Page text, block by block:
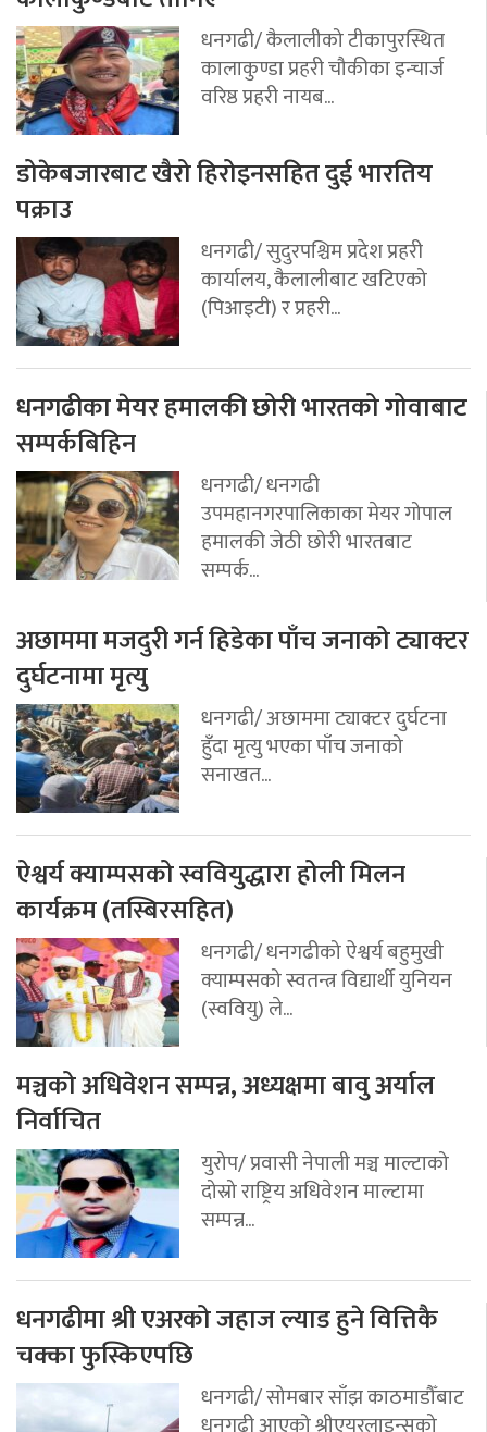
धनगढी/ कैलालीको टीकापुरस्थित
कालाकुण्डा प्रहरी चौकीका इन्चार्ज
वरिष्ठ प्रहरी नायब...
डोकेबजारबाट खैरो हिरोइनसहित दुई भारतिय
पक्राउ
धनगढी/ सुदुरपश्चिम प्रदेश प्रहरी
कार्यालय, कैलालीबाट खटिएको
(पिआइटी) र प्रहरी...
धनगढीका मेयर हमालकी छोरी भारतको गोवाबाट
सम्पर्कबिहिन
धनगढी/ धनगढी
उपमहानगरपालिकाका मेयर गोपाल
हमालकी जेठी छोरी भारतबाट
सम्पर्क...
अछाममा मजदुरी गर्न हिडेका पाँच जनाको ट्याक्टर
दुर्घटनामा मृत्यु
धनगढी/ अछाममा ट्याक्टर दुर्घटना
हुँदा मृत्यु भएका पाँच जनाको
सनाखत...
ऐश्वर्य क्याम्पसको स्ववियुद्धारा होली मिलन
कार्यक्रम (तस्बिरसहित)
धनगढी/ धनगढीको ऐश्वर्य बहुमुखी
क्याम्पसको स्वतन्त्र विद्यार्थी युनियन
(स्ववियु) ले...
मञ्चको अधिवेशन सम्पन्न, अध्यक्षमा बावु अर्याल
निर्वाचित
युरोप/ प्रवासी नेपाली मञ्च माल्टाको
दोस्रो राष्ट्रिय अधिवेशन माल्टामा
सम्पन्न...
धनगढीमा श्री एअरको जहाज ल्याड हुने वित्तिकै
चक्का फुस्किएपछि
धनगढी/ सोमबार साँझ काठमाडौँबाट